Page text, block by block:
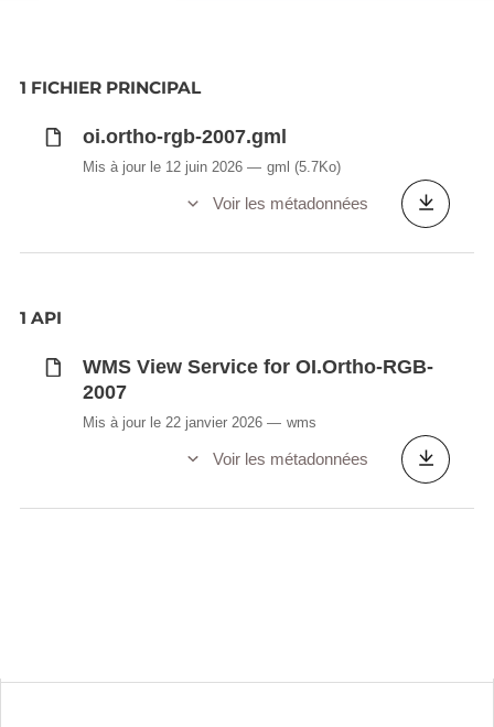
1 FICHIER PRINCIPAL
oi.ortho-rgb-2007.gml
Mis à jour le 12 juin 2026 gml (5.7Ko)
Voir les métadonnées
1 API
WMS View Service for OI.Ortho-RGB-
2007
Mis à jour le 22 janvier 2026 wms
Voir les métadonnées